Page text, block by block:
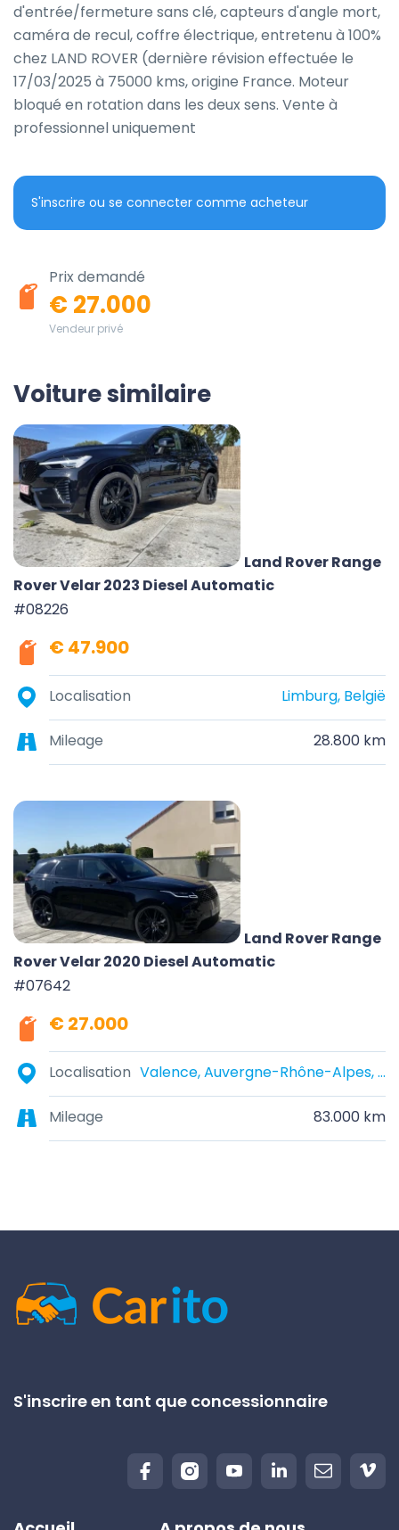
d'entrée/fermeture sans clé, capteurs d'angle mort,
caméra de recul, coffre électrique, entretenu à 100%
chez LAND ROVER (dernière révision effectuée le
17/03/2025 à 75000 kms, origine France. Moteur
bloqué en rotation dans les deux sens. Vente à
professionnel uniquement
S'inscrire ou se connecter comme acheteur
Prix demandé
€ 27.000
Vendeur privé
Voiture similaire
Land Rover Range
Rover Velar 2023 Diesel Automatic
#08226
€ 47.900
Localisation Limburg, België
Mileage 28.800 km
Land Rover Range
Rover Velar 2020 Diesel Automatic
#07642
€ 27.000
Localisation Valence, Auvergne-Rhône-Alpes, France
Mileage 83.000 km
S'inscrire en tant que concessionnaire